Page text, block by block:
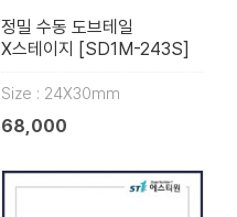
정밀 수동 도브테일
X스테이지 [SD1M-243S]
Size : 24X30mm
68,000